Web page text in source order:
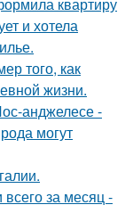
и хотела
того, как
жизни.
анджелесе -
могут
за месяц -